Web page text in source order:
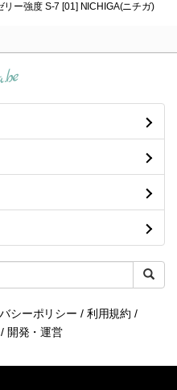
リー強度 S-7 [01] NICHIGA(ニチガ)
シーポリシー / 利用規約 /
/ 開発・運営